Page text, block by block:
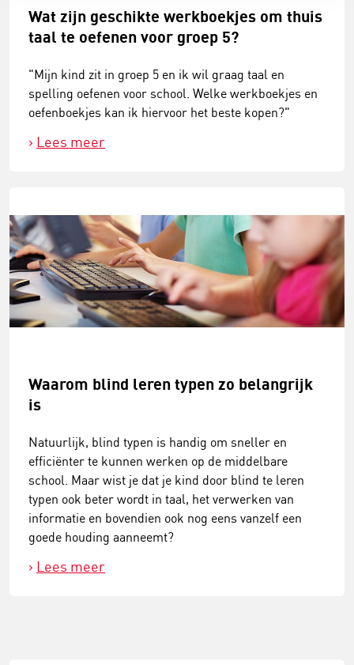
Wat zijn geschikte werkboekjes om thuis
taal te oefenen voor groep 5?
"Mijn kind zit in groep 5 en ik wil graag taal en
spelling oefenen voor school. Welke werkboekjes en
oefenboekjes kan ik hiervoor het beste kopen?"
Lees meer
Waarom blind leren typen zo belangrijk
is
Natuurlijk, blind typen is handig om sneller en
efficiënter te kunnen werken op de middelbare
school. Maar wist je dat je kind door blind te leren
typen ook beter wordt in taal, het verwerken van
informatie en bovendien ook nog eens vanzelf een
goede houding aanneemt?
Lees meer